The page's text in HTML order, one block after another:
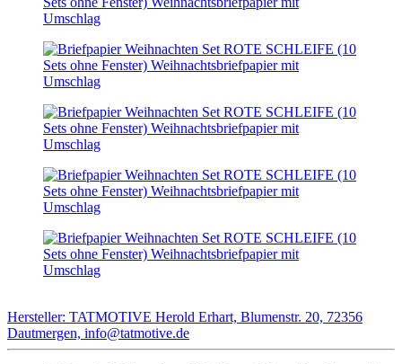
Hersteller: TATMOTIVE Herold Erhart, Blumenstr. 20, 72356
Dautmergen, info@tatmotive.de